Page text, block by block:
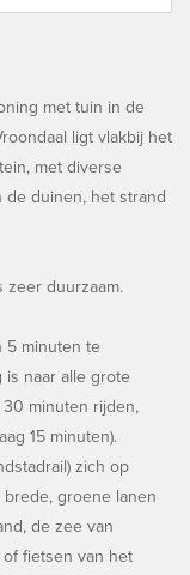
met tuin in de
ligt vlakbij het
met diverse
de duinen, het strand
duurzaam.
5 minuten te
naar alle grote
minuten rijden,
15 minuten).
zich op
groene lanen
de zee van
fietsen van het